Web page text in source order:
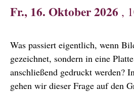
Fr., 16. Oktober 2026 ,
Was passiert eigentlich, wenn
gezeichnet, sondern in eine
anschließend gedruckt werden?
gehen wir dieser Frage auf den